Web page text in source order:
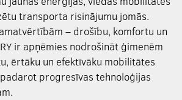
transporta risinājumu jomās.
– drošību, komfortu un
ir apņēmies nodrošināt ģimenēm
ērtāku un efektīvāku mobilitātes
progresīvas tehnoloģijas